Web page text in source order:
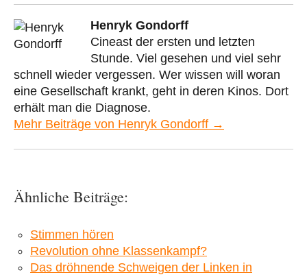
Henryk Gondorff
Cineast der ersten und letzten
Stunde. Viel gesehen und viel sehr
schnell wieder vergessen. Wer wissen will woran
eine Gesellschaft krankt, geht in deren Kinos. Dort
erhält man die Diagnose.
Mehr Beiträge von Henryk Gondorff →
Ähnliche Beiträge:
Stimmen hören
Revolution ohne Klassenkampf?
Das dröhnende Schweigen der Linken in